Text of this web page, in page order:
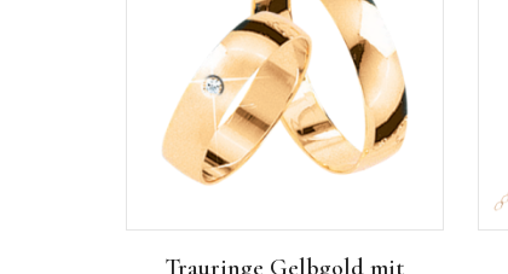
Trauringe Gelbgold mit